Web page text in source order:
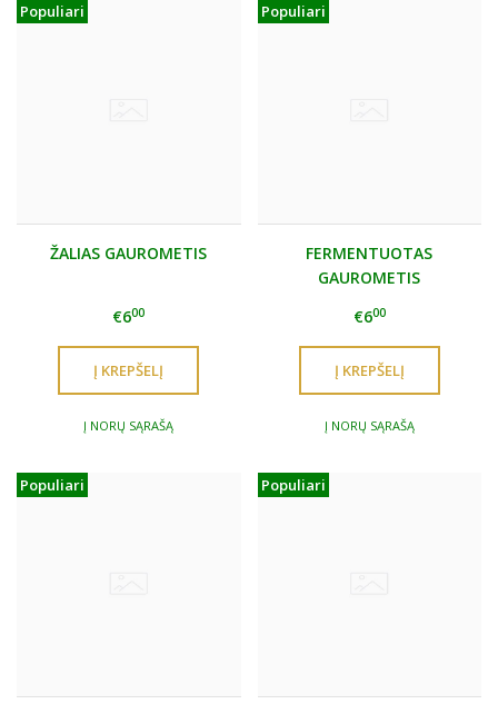
Populiari
ŽALIAS GAUROMETIS
€600
Į NORŲ SĄRAŠĄ
Populiari
FERMENTUOTAS
GAUROMETIS
€600
Į NORŲ SĄRAŠĄ
Populiari Populiari